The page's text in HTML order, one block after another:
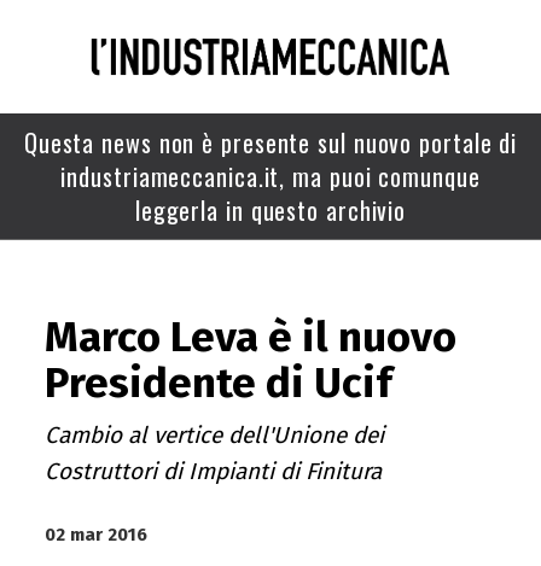
Questa news non è presente sul nuovo portale di
industriameccanica.it, ma puoi comunque
leggerla in questo archivio
Marco Leva è il nuovo
Presidente di Ucif
Cambio al vertice dell'Unione dei
Costruttori di Impianti di Finitura
02 mar 2016